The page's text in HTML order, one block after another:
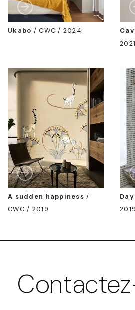
Ukabo /CWC / 2024
2021
A sudden happiness /
CWC / 2019
2019